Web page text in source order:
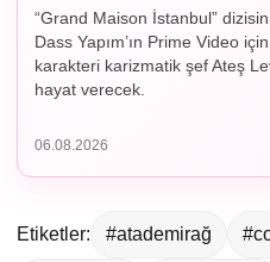
“Grand Maison İstanbul”
Dass Yapım’ın Prime Video
karakteri karizmatik şef Ateş
hayat verecek.
06.08.2026
Etiketler: #atademirağ